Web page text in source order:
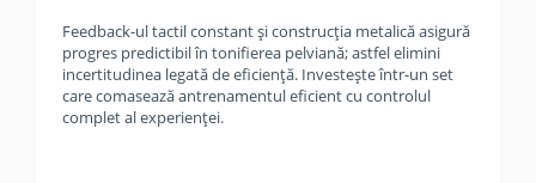
Feedback-ul tactil constant și construcția metalică asigură
progres predictibil în tonifierea pelviană; astfel elimini
incertitudinea legată de eficiență. Investește într-un set
care comasează antrenamentul eficient cu controlul
complet al experienței.